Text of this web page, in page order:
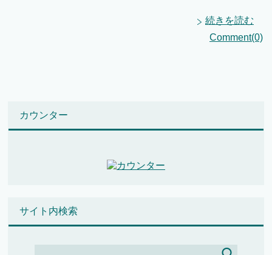
続きを読む
Comment(0)
カウンター
サイト内検索